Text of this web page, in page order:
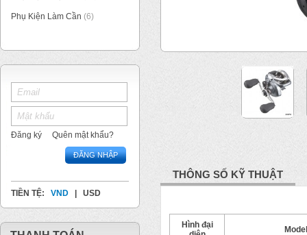
Phụ Kiện Làm Cần (6)
Đăng ký Quên mật khẩu?
ĐĂNG NHẬP
TIỀN TỆ: VND USD
THÔNG SỐ KỸ THUẬT
Hình đại
Model